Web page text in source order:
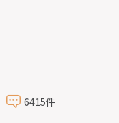
6415件